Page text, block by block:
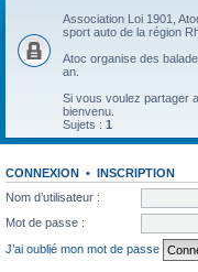
Association Loi 1901,
sport auto de la région
Atoc organise des
an.
Si vous voulez partager
bienvenu.
Sujets : 1
CONNEXION • INSCRIPTION
Nom d’utilisateur :
Mot de passe :
J’ai oublié mon mot de passe